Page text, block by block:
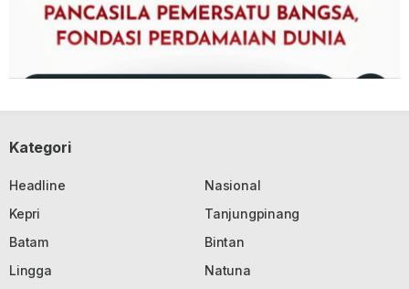
Kategori
Headline
Nasional
Kepri
Tanjungpinang
Batam
Bintan
Lingga
Natuna